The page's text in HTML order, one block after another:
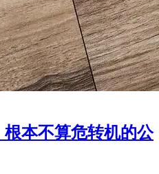
本不算危转机的公